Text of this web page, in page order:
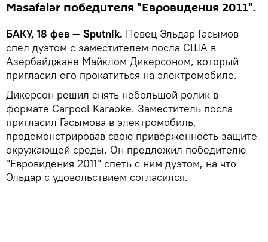
Məsafələr победителя "Евровидения 2011".
БАКУ, 18 фев — Sputnik. Певец Эльдар Гасымов
спел дуэтом с заместителем посла США в
Азербайджане Майклом Дикерсоном, который
пригласил его прокатиться на электромобиле.
Дикерсон решил снять небольшой ролик в
формате Carpool Karaoke. Заместитель посла
пригласил Гасымова в электромобиль,
продемонстрировав свою приверженность защите
окружающей среды. Он предложил победителю
"Евровидения 2011" спеть с ним дуэтом, на что
Эльдар с удовольствием согласился.